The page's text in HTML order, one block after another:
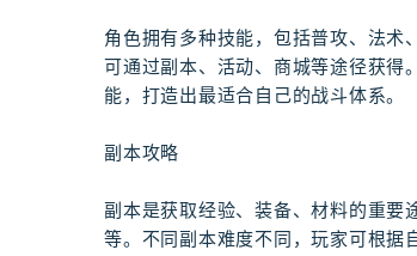
角色拥有多种技能，包括普攻、法术
可通过副本、活动、商城等途径获得
能，打造出最适合自己的战斗体系。
副本攻略
副本是获取经验、装备、材料的重要
等。不同副本难度不同，玩家可根据